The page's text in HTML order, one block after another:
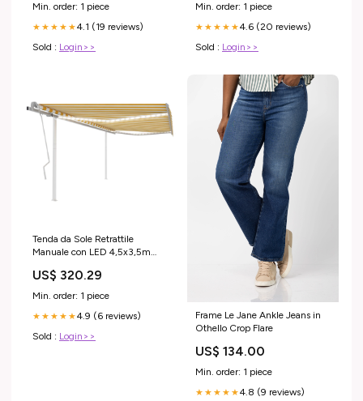
Min. order: 1 piece
★★★★★4.1 (19 reviews)
Sold : Login>>
Min. order: 1 piece
★★★★★4.6 (20 reviews)
Sold : Login>>
Tenda da Sole Retrattile
Manuale con LED 4,5x3,5m
US$ 320.29
Min. order: 1 piece
★★★★★4.9 (6 reviews)
Sold : Login>>
Frame Le Jane Ankle Jeans in
Othello Crop Flare
US$ 134.00
Min. order: 1 piece
★★★★★4.8 (9 reviews)